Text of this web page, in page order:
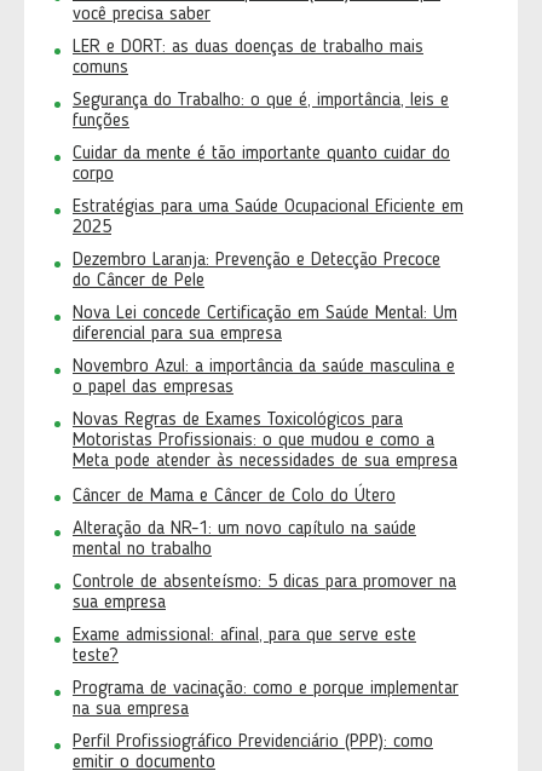
você precisa saber
LER e DORT: as duas doenças de trabalho mais
comuns
Segurança do Trabalho: o que é, importância, leis e
funções
Cuidar da mente é tão importante quanto cuidar do
corpo
Estratégias para uma Saúde Ocupacional Eficiente em
2025
Dezembro Laranja: Prevenção e Detecção Precoce
do Câncer de Pele
Nova Lei concede Certificação em Saúde Mental: Um
diferencial para sua empresa
Novembro Azul: a importância da saúde masculina e
o papel das empresas
Novas Regras de Exames Toxicológicos para
Motoristas Profissionais: o que mudou e como a
Meta pode atender às necessidades de sua empresa
Câncer de Mama e Câncer de Colo do Útero
Alteração da NR-1: um novo capítulo na saúde
mental no trabalho
Controle de absenteísmo: 5 dicas para promover na
sua empresa
Exame admissional: afinal, para que serve este
teste?
Programa de vacinação: como e porque implementar
na sua empresa
Perfil Profissiográfico Previdenciário (PPP): como
emitir o documento